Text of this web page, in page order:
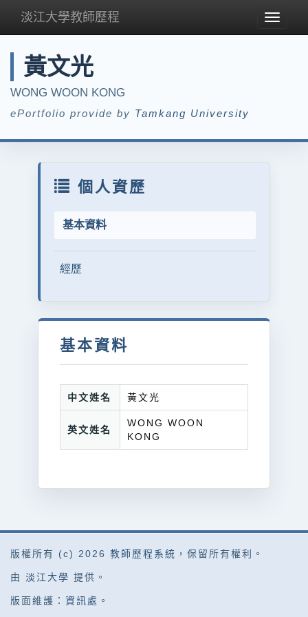
Toggle
淡江大學教師歷程
黃文光
WONG WOON KONG
ePortfolio provide by Tamkang University
個人資歷
基本資料
經歷
基本資料
中文姓名 黃文光
英文姓名
WONG WOON
KONG
版權所有 (c) 2026 教師歷程系統 ，保留所有權利。
由 淡江大學 提供。
版面維護： 資訊處 。